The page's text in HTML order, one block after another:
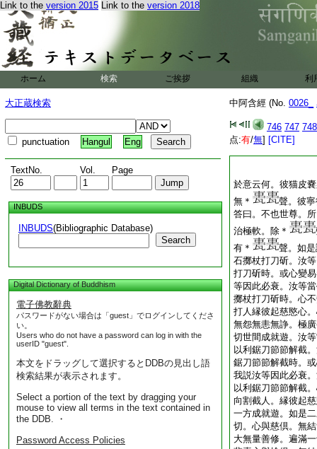
Link to the version 2015 Link to the version 2018
ホーム 検索 ご挨拶 組織 利
大正蔵検索
punctuation Hangul Eng
TextNo. Vol. Page
INBUDS
INBUDS(Bibliographic Database)
Search
Digital Dictionary of Buddhism
電子佛教辭典
パスワードがない場合は「guest」でログインしてくださ
い。
Users who do not have a password can log in with the
userID "guest".
本文をドラッグして選択するとDDBの見出し語
検索結果が表示されます。
Select a portion of the text by dragging your
mouse to view all terms in the text contained in
the DDB. ・
Password Access Policies
中阿含經 (No. 0026_
746 747 748
点:有/無] [CITE]
於意云何。彼猫皮
無＊
聲。彼
答曰。不也世尊。
治極軟。除＊
有＊
聲。如
石擲杖打刀斫。汝
打刀斫時。或心變
等因此必衰。汝等
擲杖打刀斫時。心
打人縁彼起慈愍心
無怨無恚無諍。極
切世間成就遊。汝
以利鋸刀節節解截
鋸刀節節解截時。
我説汝等因此必衰
以利鋸刀節節解截
向割截人。縁彼起
一方成就遊。如是
切。心與慈倶。無
大無量善修。遍滿